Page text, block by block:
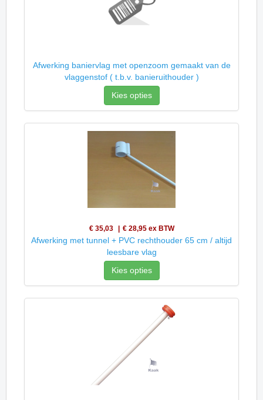
Afwerking baniervlag met openzoom gemaakt van de
vlaggenstof ( t.b.v. banieruithouder )
Kies opties
€ 35,03 € 28,95 ex BTW
Afwerking met tunnel + PVC rechthouder 65 cm / altijd
leesbare vlag
Kies opties